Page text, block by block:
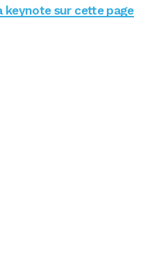
keynote sur cette page